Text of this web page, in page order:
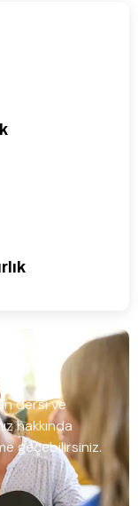
dersi ve
hakkında
geçebilirsiniz.